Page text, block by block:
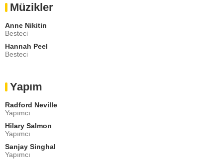
Müzikler
Anne Nikitin
Besteci
Hannah Peel
Besteci
Yapım
Radford Neville
Yapımcı
Hilary Salmon
Yapımcı
Sanjay Singhal
Yapımcı